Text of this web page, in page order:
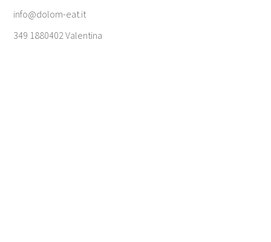
info@dolom-eat.it
349 1880402 Valentina